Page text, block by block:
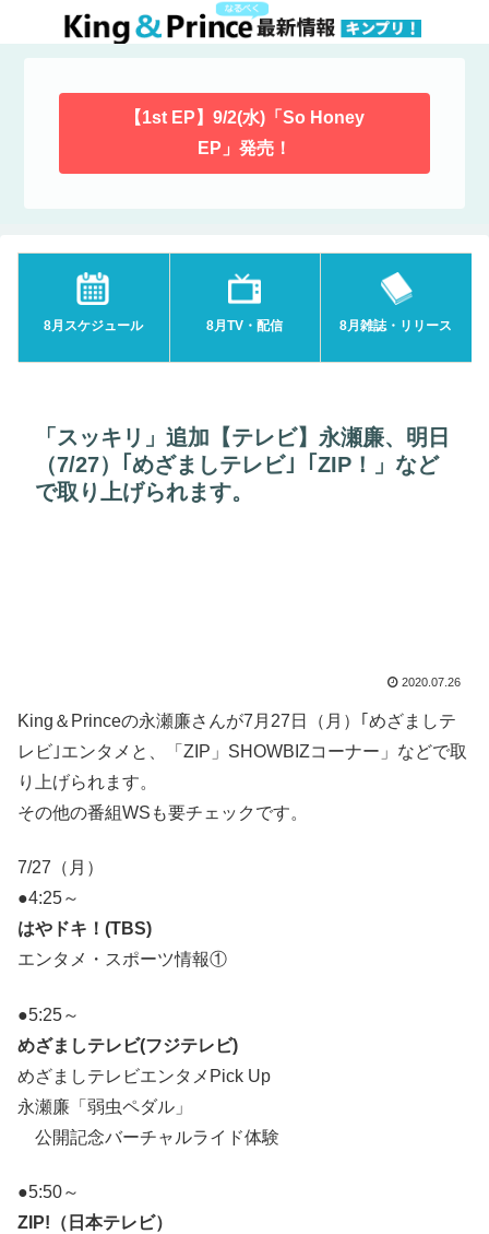
【1st EP】9/2(水)「So Honey
EP」発売！
8月スケジュール 8月TV・配信 8月雑誌・リリース
「スッキリ」追加【テレビ】永瀬廉、明日
（7/27）｢めざましテレビ｣「ZIP！」など
で取り上げられます。
2020.07.26
King＆Princeの永瀬廉さんが7月27日（月）｢めざましテ
レビ｣エンタメと、「ZIP」SHOWBIZコーナー」などで取
り上げられます。
その他の番組WSも要チェックです。
7/27（月）
●4:25～
はやドキ！(TBS)
エンタメ・スポーツ情報①
●5:25～
めざましテレビ(フジテレビ)
めざましテレビエンタメPick Up
永瀬廉「弱虫ペダル」
公開記念バーチャルライド体験
●5:50～
ZIP!（日本テレビ）